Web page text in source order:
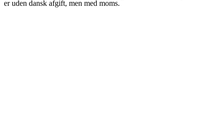
er uden dansk afgift, men med moms.